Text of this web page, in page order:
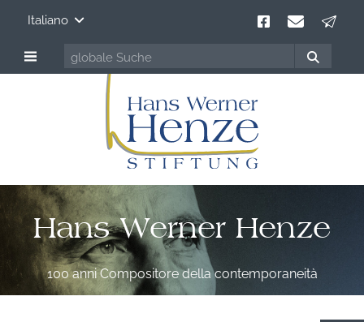
Italiano
Hans Werner Henze
100 anni Compositore della contemporaneità